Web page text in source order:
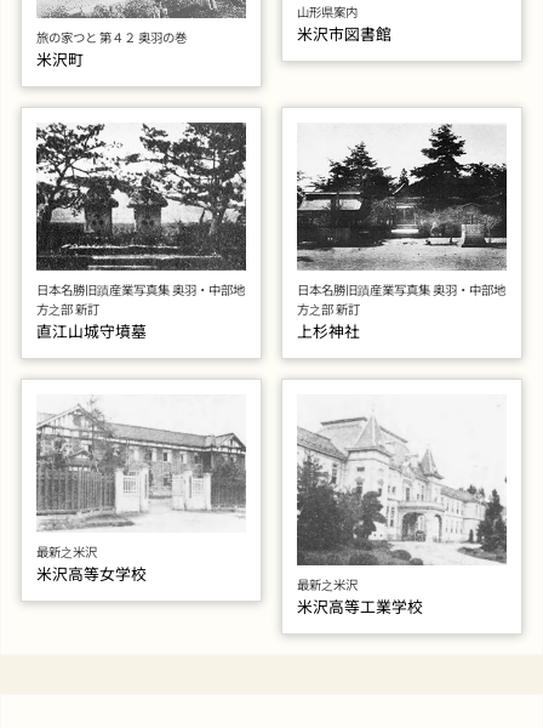
旅の家つと 第４２ 奥羽の巻
米沢町
山形県案内
米沢市図書館
日本名勝旧蹟産業写真集 奥羽・中部地
方之部 新訂
直江山城守墳墓
日本名勝旧蹟産業写真集 奥羽・中部地
方之部 新訂
上杉神社
最新之米沢
米沢高等女学校 最新之米沢
米沢高等工業学校